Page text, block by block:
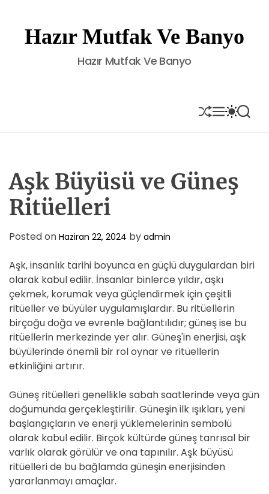
t
Hazır Mutfak Ve Banyo
Hazır Mutfak Ve Banyo
S
H
U
E
M
E
N
S
W
I
C
O
E
S
E
A
Aşk Büyüsü ve Güneş
Ritüelleri
Posted on Haziran 22, 2024 by admin
Aşk, insanlık tarihi boyunca en güçlü duygulardan biri
olarak kabul edilir. İnsanlar binlerce yıldır, aşkı
çekmek, korumak veya güçlendirmek için çeşitli
ritüeller ve büyüler uygulamışlardır. Bu ritüellerin
birçoğu doğa ve evrenle bağlantılıdır; güneş ise bu
ritüellerin merkezinde yer alır. Güneş'in enerjisi, aşk
büyülerinde önemli bir rol oynar ve ritüellerin
etkinliğini artırır.
Güneş ritüelleri genellikle sabah saatlerinde veya gün
doğumunda gerçekleştirilir. Güneşin ilk ışıkları, yeni
başlangıçların ve enerji yüklemelerinin sembolü
olarak kabul edilir. Birçok kültürde güneş tanrısal bir
varlık olarak görülür ve ona tapınılır. Aşk büyüsü
ritüelleri de bu bağlamda güneşin enerjisinden
yararlanmayı amaçlar.